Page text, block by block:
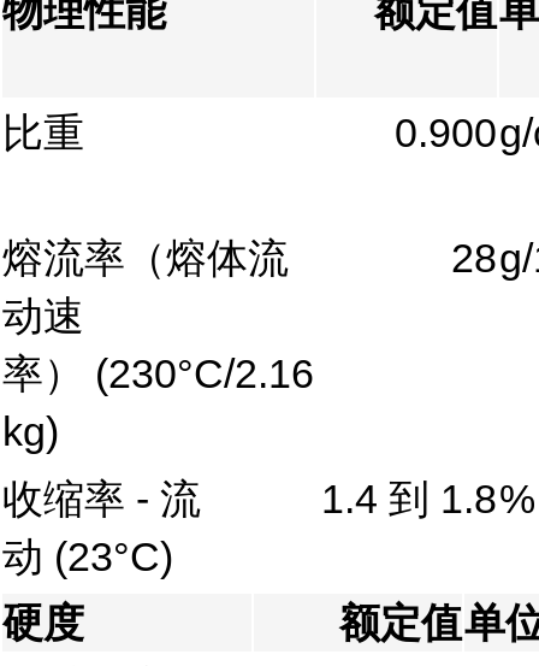
物理性能 额定值
比重 0.900
熔流率（熔体流
动速
率） (230°C/2.16
kg)
28
收缩率 - 流
动 (23°C)
1.4 到 1.8%
硬度 额定值单